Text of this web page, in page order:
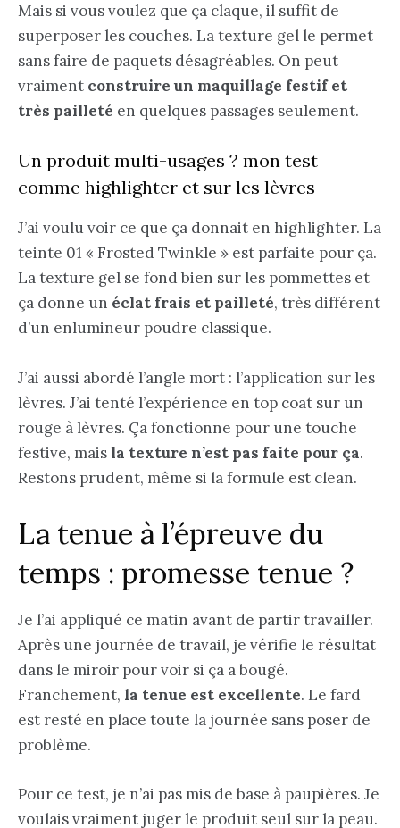
Mais si vous voulez que ça claque, il suffit de
superposer les couches. La texture gel le permet
sans faire de paquets désagréables. On peut
vraiment construire un maquillage festif et
très pailleté en quelques passages seulement.
Un produit multi-usages ? mon test
comme highlighter et sur les lèvres
J’ai voulu voir ce que ça donnait en highlighter. La
teinte 01 « Frosted Twinkle » est parfaite pour ça.
La texture gel se fond bien sur les pommettes et
ça donne un éclat frais et pailleté, très différent
d’un enlumineur poudre classique.
J’ai aussi abordé l’angle mort : l’application sur les
lèvres. J’ai tenté l’expérience en top coat sur un
rouge à lèvres. Ça fonctionne pour une touche
festive, mais la texture n’est pas faite pour ça.
Restons prudent, même si la formule est clean.
La tenue à l’épreuve du
temps : promesse tenue ?
Je l’ai appliqué ce matin avant de partir travailler.
Après une journée de travail, je vérifie le résultat
dans le miroir pour voir si ça a bougé.
Franchement, la tenue est excellente. Le fard
est resté en place toute la journée sans poser de
problème.
Pour ce test, je n’ai pas mis de base à paupières. Je
voulais vraiment juger le produit seul sur la peau.